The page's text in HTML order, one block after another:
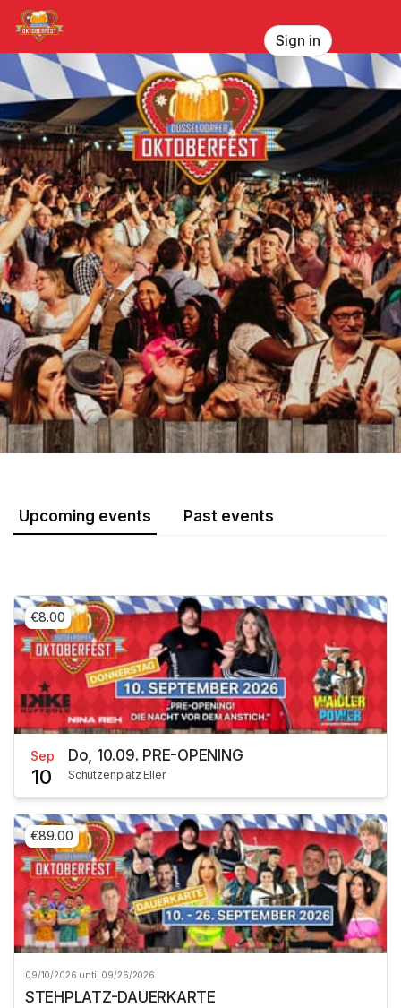
Skip header
Düsseldorfer Oktoberfest
Sign in
Upcoming events Past events
€8.00
Sep
10
Do, 10.09. PRE-OPENING
Schützenplatz Eller
€89.00
09/10/2026 until 09/26/2026
STEHPLATZ-DAUERKARTE